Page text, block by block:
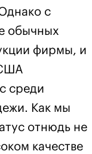
с
обычных
фирмы, и
среди
Как мы
отнюдь не
качестве